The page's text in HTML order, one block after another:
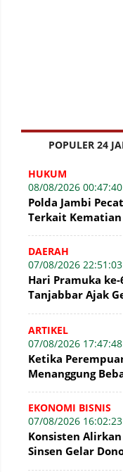
POPULER 24
HUKUM
08/08/2026 00:47:40
Polda Jambi
Terkait Kematian
DAERAH
07/08/2026 22:51:03
Hari Pramuka
Tanjabbar Ajak
Nyata
ARTIKEL
07/08/2026 17:47:48
Ketika
Menanggung
EKONOMI BISNIS
07/08/2026 16:02:23
Konsisten
Sinsen Gelar